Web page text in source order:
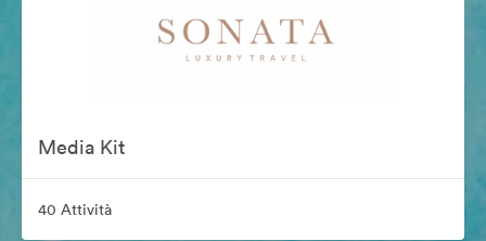
Media Kit
40 Attività